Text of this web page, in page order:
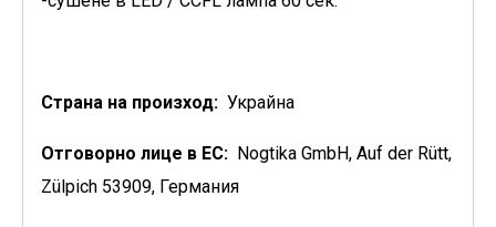
Страна на произход: Украйна
Отговорно лице в ЕС: Nogtika GmbH, Auf der Rütt,
Zülpich 53909, Германия